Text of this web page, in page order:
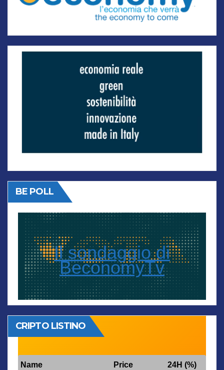
BE POLL
Il sondaggio di
BeconomyTv
CRIPTO LISTINO
Name Price 24H (%)